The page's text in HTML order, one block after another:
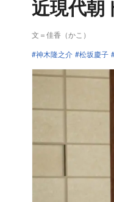
近現代朝
文＝佳香（かこ）
神木隆之介
松坂慶子